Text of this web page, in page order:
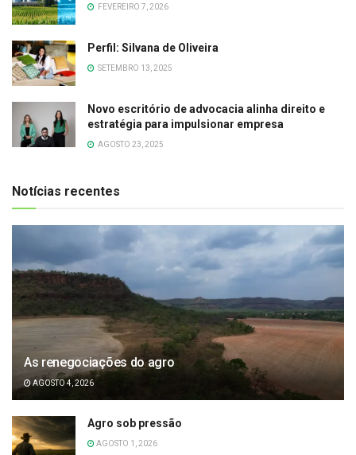
FEVEREIRO 7, 2026
Perfil: Silvana de Oliveira
SETEMBRO 13, 2025
Novo escritório de advocacia alinha direito e
estratégia para impulsionar empresa
AGOSTO 23, 2025
Notícias recentes
As renegociações do agro
AGOSTO 4, 2026
Agro sob pressão
AGOSTO 1, 2026